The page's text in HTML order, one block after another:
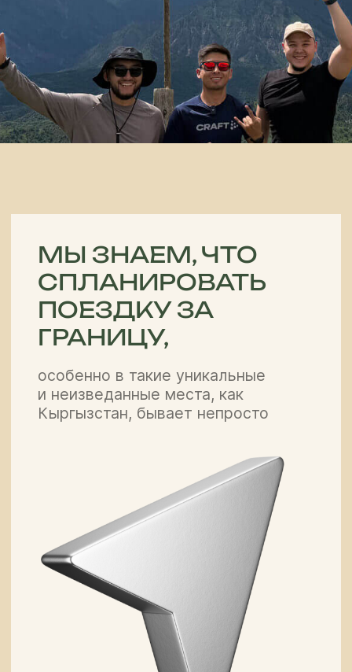
особенно в такие уникальные
и неизведанные места, как
Кыргызстан, бывает непросто
Поэтому мы здесь, чтобы
взять на себя всю сложную
работу для наших гостей,
чтобы они смогли полностью
погрузиться в подлинную
атмосферу страны